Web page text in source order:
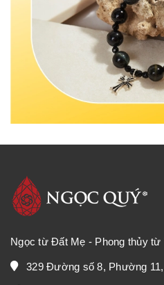
Ngọc từ Đất Mẹ - Phong thủy từ
329 Đường số 8, Phường